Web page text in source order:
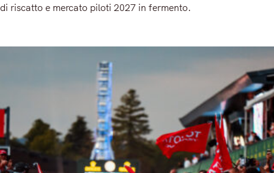
di riscatto e mercato piloti 2027 in fermento.